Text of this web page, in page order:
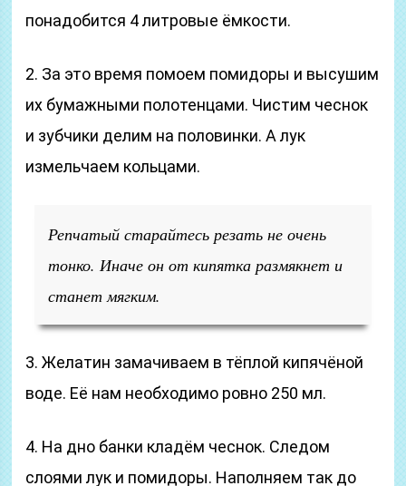
понадобится 4 литровые ёмкости.
2. За это время помоем помидоры и высушим
их бумажными полотенцами. Чистим чеснок
и зубчики делим на половинки. А лук
измельчаем кольцами.
Репчатый старайтесь резать не очень
тонко. Иначе он от кипятка размякнет и
станет мягким.
3. Желатин замачиваем в тёплой кипячёной
воде. Её нам необходимо ровно 250 мл.
4. На дно банки кладём чеснок. Следом
слоями лук и помидоры. Наполняем так до